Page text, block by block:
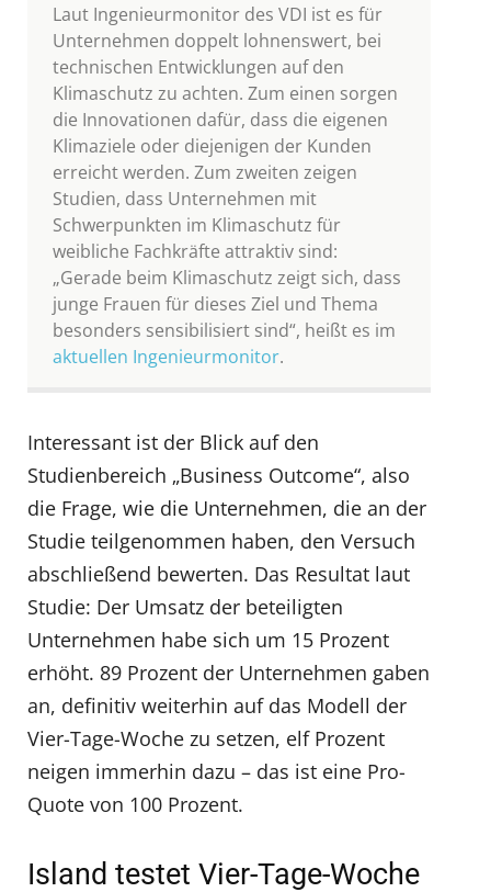
Laut Ingenieurmonitor des VDI ist es für
Unternehmen doppelt lohnenswert, bei
technischen Entwicklungen auf den
Klimaschutz zu achten. Zum einen sorgen
die Innovationen dafür, dass die eigenen
Klimaziele oder diejenigen der Kunden
erreicht werden. Zum zweiten zeigen
Studien, dass Unternehmen mit
Schwerpunkten im Klimaschutz für
weibliche Fachkräfte attraktiv sind:
„Gerade beim Klimaschutz zeigt sich, dass
junge Frauen für dieses Ziel und Thema
besonders sensibilisiert sind“, heißt es im
aktuellen Ingenieurmonitor.
Interessant ist der Blick auf den
Studienbereich „Business Outcome“, also
die Frage, wie die Unternehmen, die an der
Studie teilgenommen haben, den Versuch
abschließend bewerten. Das Resultat laut
Studie: Der Umsatz der beteiligten
Unternehmen habe sich um 15 Prozent
erhöht. 89 Prozent der Unternehmen gaben
an, definitiv weiterhin auf das Modell der
Vier-Tage-Woche zu setzen, elf Prozent
neigen immerhin dazu – das ist eine Pro-
Quote von 100 Prozent.
Island testet Vier-Tage-Woche